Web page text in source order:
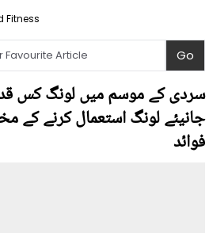
Fitness
سردی کے موسم میں لونگ کس
جانیئے لونگ استعمال کرنے کے
فوائد